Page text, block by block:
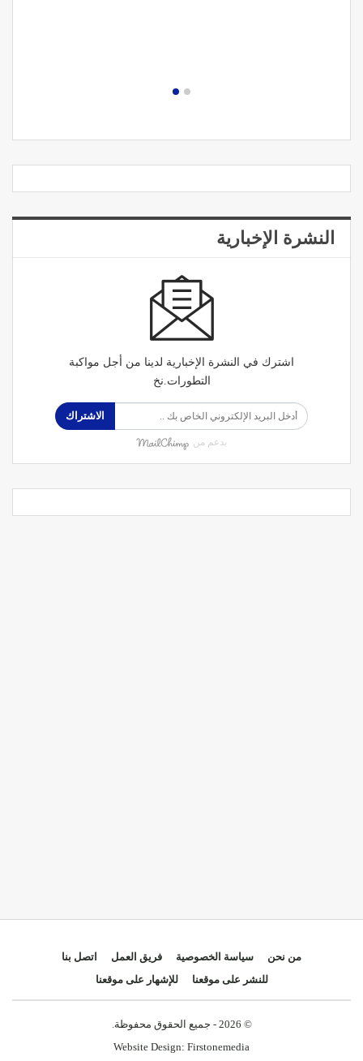
النشرة الإخبارية
اشترك في النشرة الإخبارية لدينا من أجل مواكبة
التطورات.نخ
الاشتراك
بدعم من
من نحن سياسة الخصوصية فريق العمل
اتصل بنا
للنشر على موقعنا
للإشهار على موقعنا
© 2026 - جميع الحقوق محفوظة.
Website Design: Firstonemedia